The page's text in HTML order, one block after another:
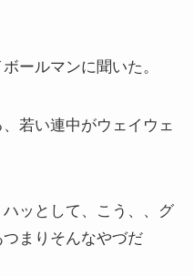
ールマンに聞いた。
若い連中がウェイウェ
ッとして、こう、、グ
まりそんなやづだ